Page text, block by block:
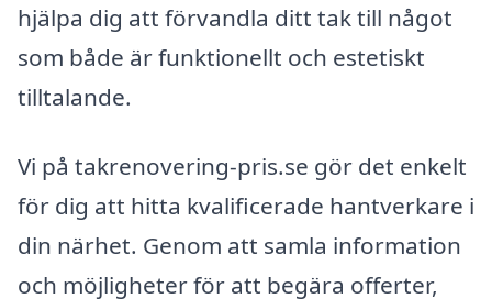
hjälpa dig att förvandla ditt tak till något
som både är funktionellt och estetiskt
tilltalande.
Vi på takrenovering-pris.se gör det enkelt
för dig att hitta kvalificerade hantverkare i
din närhet. Genom att samla information
och möjligheter för att begära offerter,